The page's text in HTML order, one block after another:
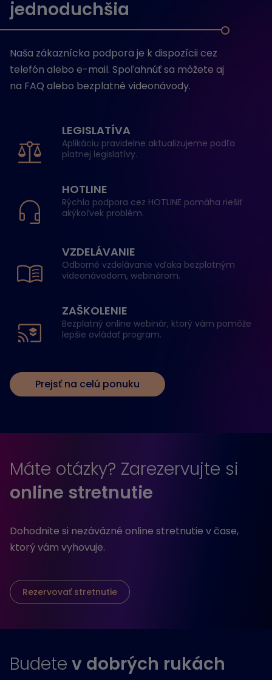
jednoduchšia
Naša zákaznícka podpora je k dispozícii cez
telefón alebo e-mail. Spoľahnúť sa môžete aj
na FAQ alebo bezplatné videonávody.
LEGISLATÍVA
Aplikáciu pravidelne aktualizujeme podľa
platnej legislatívy.
HOTLINE
Rýchla podpora cez HOTLINE pomáha riešiť
akýkoľvek problém.
VZDELÁVANIE
Odborné vzdelávanie vďaka bezplatným
videonávodom, webinárom.
ZAŠKOLENIE
Bezplatný online webinár, ktorý vám pomôže
lepšie ovládať program.
Prejsť na celú ponuku
Máte otázky? Zarezervujte si
online stretnutie
Dohodnite si nezáväzné online stretnutie v čase,
ktorý vám vyhovuje.
Rezervovať stretnutie
Budete v dobrých rukách